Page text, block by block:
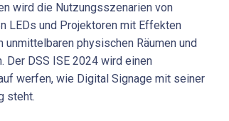
wird die Nutzungsszenarien von
LEDs und Projektoren mit Effekten
unmittelbaren physischen Räumen und
Der DSS ISE 2024 wird einen
werfen, wie Digital Signage mit seiner
steht.